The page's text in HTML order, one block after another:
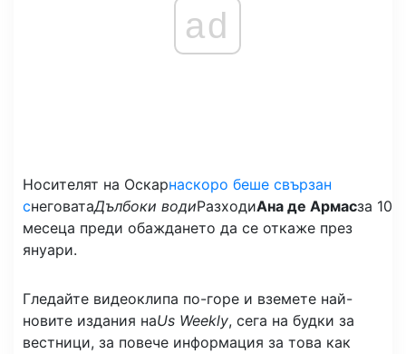
ad
Носителят на Оскарнаскоро беше свързан
снеговатаДълбоки водиРазходиАна де Армасза 10
месеца преди обаждането да се откаже през
януари.
Гледайте видеоклипа по-горе и вземете най-
новите издания наUs Weekly, сега на будки за
вестници, за повече информация за това как